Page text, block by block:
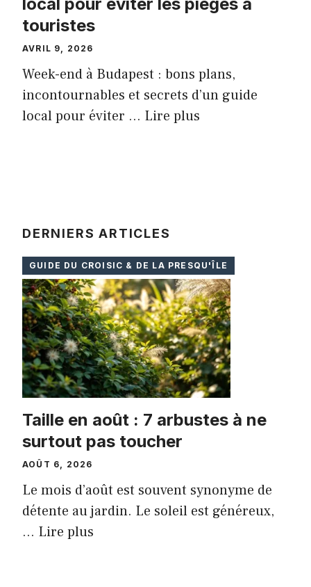
touristes
AVRIL 9, 2026
Week-end à Budapest : bons plans,
incontournables et secrets d’un guide
local pour éviter … Lire plus
DERNIERS ARTICLES
GUIDE DU CROISIC & DE LA PRESQU'ÎLE
Taille en août : 7 arbustes à ne
surtout pas toucher
AOÛT 6, 2026
Le mois d’août est souvent synonyme de
détente au jardin. Le soleil est généreux,
... Lire plus